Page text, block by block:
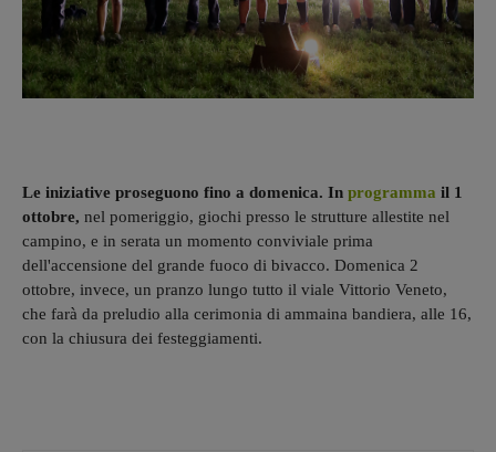
Le iniziative proseguono fino a domenica. In programma il 1
ottobre, nel pomeriggio, giochi presso le strutture allestite nel
campino, e in serata un momento conviviale prima
dell'accensione del grande fuoco di bivacco. Domenica 2
ottobre, invece, un pranzo lungo tutto il viale Vittorio Veneto,
che farà da preludio alla cerimonia di ammaina bandiera, alle 16,
con la chiusura dei festeggiamenti.